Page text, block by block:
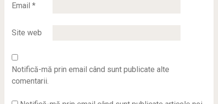
Email *
Site web
Notifică-mă prin email când sunt publicate alte
comentarii.